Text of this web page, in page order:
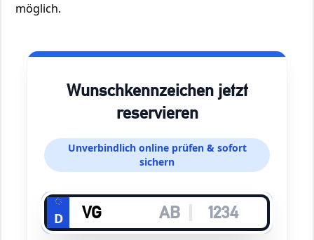
möglich.
Wunschkennzeichen jetzt
reservieren
Unverbindlich online prüfen & sofort
sichern
D